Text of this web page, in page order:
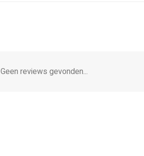
Geen reviews gevonden...